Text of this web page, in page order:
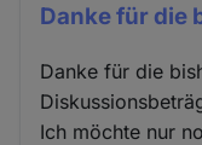
Danke für die
Danke für die
Ich möchte nur